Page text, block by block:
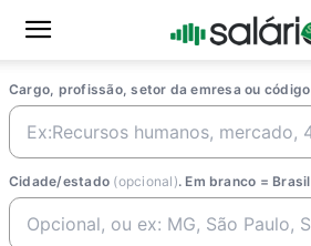
Cargo, profissão, setor da emresa ou código
Cidade/estado (opcional). Em branco = Brasil